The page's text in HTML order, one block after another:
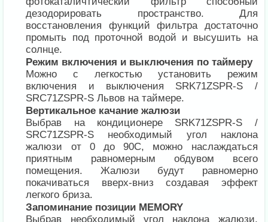
дезодорировать пространство. Для
восстановления функций фильтра достаточно
промыть под проточной водой и высушить на
солнце.
Режим включения и выключения по таймеру
Можно с легкостью установить режим
включения и выключения SRK71ZSPR-S /
SRC71ZSPR-S Львов на таймере.
Вертикальное качание жалюзи
Выбрав на кондиционере SRK71ZSPR-S /
SRC71ZSPR-S необходимый угол наклона
жалюзи от 0 до 90С, можно наслаждаться
приятным равномерным обдувом всего
помещения. Жалюзи будут равномерно
покачиваться вверх-вниз создавая эффект
легкого бриза.
Запоминание позиции MEMORY
Выбрав необходимый угол наклона жалюзи,